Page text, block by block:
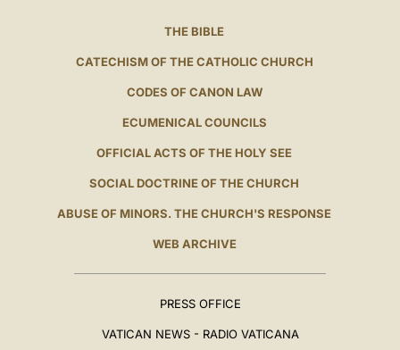
THE BIBLE
CATECHISM OF THE CATHOLIC CHURCH
CODES OF CANON LAW
ECUMENICAL COUNCILS
OFFICIAL ACTS OF THE HOLY SEE
SOCIAL DOCTRINE OF THE CHURCH
ABUSE OF MINORS. THE CHURCH'S RESPONSE
WEB ARCHIVE
PRESS OFFICE
VATICAN NEWS - RADIO VATICANA